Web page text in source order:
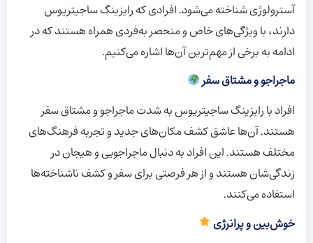
آسترولوژی شناخته می‌شود. افرادی که رایزینگ ساجیتریوس
دارند، با ویژگی‌های خاص و منحصر به‌فردی همراه هستند که در
ادامه به برخی از مهم‌ترین آن‌ها اشاره می‌کنیم.
ماجراجو و مشتاق سفر
افراد با رایزینگ ساجیتریوس به شدت ماجراجو و مشتاق سفر
هستند. آن‌ها عاشق کشف مکان‌های جدید و تجربه فرهنگ‌های
مختلف هستند. این افراد به دنبال ماجراجویی و هیجان در
زندگی‌شان هستند و از هر فرصتی برای سفر و کشف ناشناخته‌ها
استفاده می‌کنند.
خوش‌بین و پرانرژی